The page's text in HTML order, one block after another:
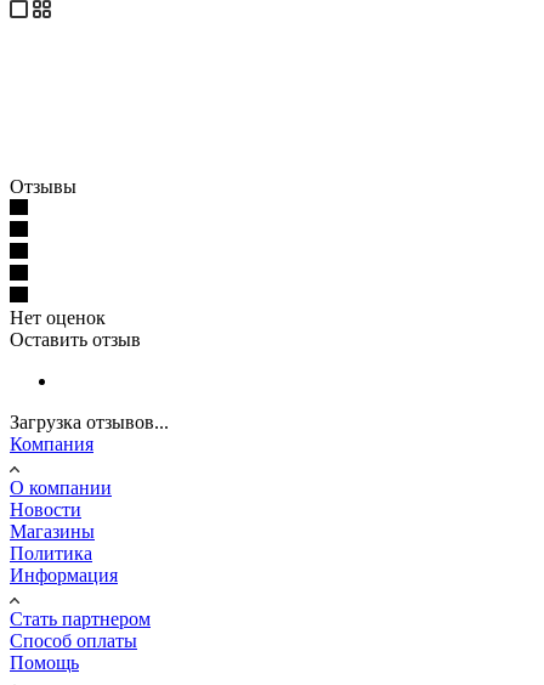
Отзывы
Нет оценок
Оставить отзыв
Загрузка отзывов...
Компания
О компании
Новости
Магазины
Политика
Информация
Стать партнером
Способ оплаты
Помощь